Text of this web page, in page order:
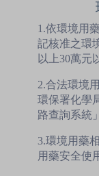
1.依環境用
記核准之環
以上30萬元
2.合法環境
環保署化學
路查詢系統
3.環境用藥
用藥安全使